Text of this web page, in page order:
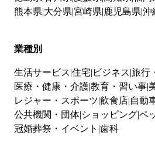
熊本県 大分県 宮崎県 鹿児島県 沖
業種別
生活サービス 住宅 ビジネス 旅行
医療・健康・介護教育・習い事
レジャー・スポーツ 飲食店 自動
公共機関・団体 ショッピングペ
冠婚葬祭・イベント 歯科